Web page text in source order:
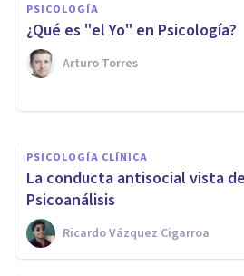
PSICOLOGÍA
¿Qué es "el Yo" en Psicología?
Arturo Torres
Los 9 t​ipos de
(teorías y autores
PSICOLOGÍA CLÍNICA
La conducta antisocial vista
Psicoanálisis
Ricardo Vázquez Cigarroa